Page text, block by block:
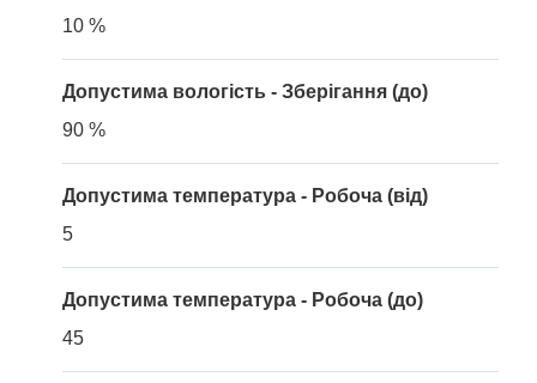
10 %
Допустима вологість - Зберігання (до)
90 %
Допустима температура - Робоча (від)
5
Допустима температура - Робоча (до)
45